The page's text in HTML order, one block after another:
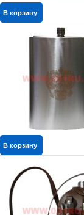
В корзину
В корзину